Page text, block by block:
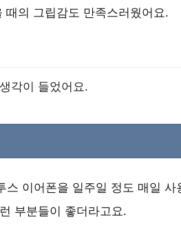
의 그립감도 만족스러웠어요.
각이 들었어요.
이어폰을 일주일 정도 매일 사
부분들이 좋더라고요.